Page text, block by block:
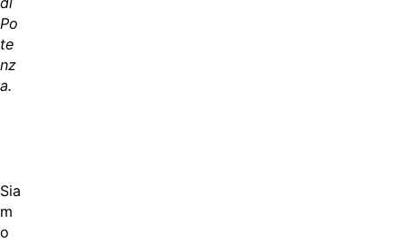
Po
te
nz
a.
Sia
m
o